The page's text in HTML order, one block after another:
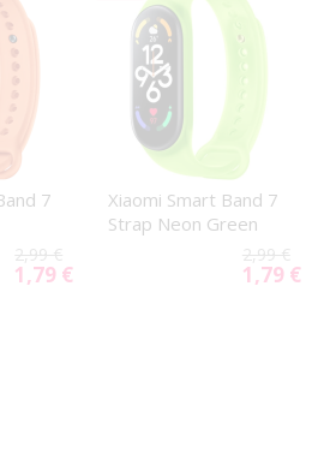
7
2,99 €
Special
1,79 €
Xiaomi Smart Band 7
Strap Neon Green
2,99 €
Special
1,79 €